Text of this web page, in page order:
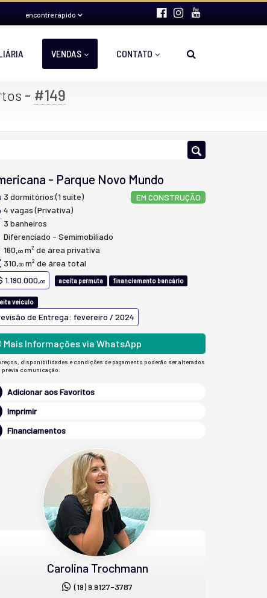
encontre rápido
VENDAS CONTATO
- #149
- Parque Novo Mundo
EM CONSTRUÇÃO
3 dormitórios (1 suíte)
4 vagas (Privativa)
3 banheiros
Diferenciado - Semimobiliado
160,00 m² de área privativa
310,00 m² de área total
1.190.000,00 aceita permuta financiamento bancário
veículo
de Entrega: fevereiro / 2024
Mais Informações via WhatsApp
disponibilidades e condições de pagamento poderão ser alterados
prévia comunicação.
Adicionar aos Favoritos
Imprimir
Financiamentos
Carolina Trochmann
(19) 9.9127-3787